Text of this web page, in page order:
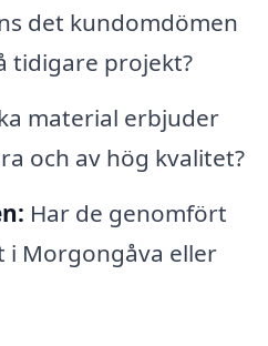
det kundomdömen
tidigare projekt?
material erbjuder
och av hög kvalitet?
Har de genomfört
i Morgongåva eller